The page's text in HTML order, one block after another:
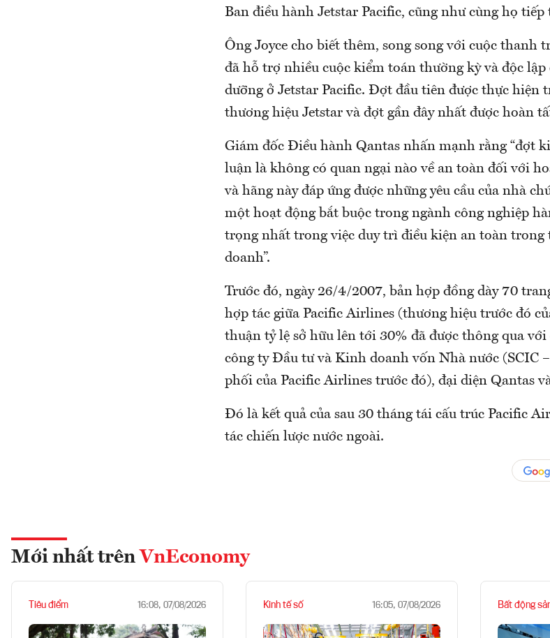
Ban điều hành Jetstar Pacific, cũng như cùng họ tiếp
Ông Joyce cho biết thêm, song song với cuộc thanh
đã hỗ trợ nhiều cuộc kiểm toán thường kỳ và độc lập
dưỡng ở Jetstar Pacific. Đợt đầu tiên được thực hiện
thương hiệu Jetstar và đợt gần đây nhất được hoàn
Giám đốc Điều hành Qantas nhấn mạnh rằng “đợt
luận là không có quan ngại nào về an toàn đối với
và hãng này đáp ứng được những yêu cầu của nhà
một hoạt động bắt buộc trong ngành công nghiệp
trọng nhất trong việc duy trì điều kiện an toàn trong
doanh”.
Trước đó, ngày 26/4/2007, bản hợp đồng dày 70
hợp tác giữa Pacific Airlines (thương hiệu trước đó
thuận tỷ lệ sở hữu lên tới 30% đã được thông qua
công ty Đầu tư và Kinh doanh vốn Nhà nước (SCIC
phối của Pacific Airlines trước đó), đại diện Qantas
Đó là kết quả của sau 30 tháng tái cấu trúc Pacific
tác chiến lược nước ngoài.
Mới nhất trên VnEconomy
Tiêu điểm 16:08, 07/08/2026 Kinh tế số 16:05, 07/08/2026 Bất động